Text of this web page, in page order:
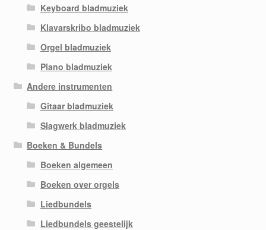
Keyboard bladmuziek
Klavarskribo bladmuziek
Orgel bladmuziek
Piano bladmuziek
Andere instrumenten
Gitaar bladmuziek
Slagwerk bladmuziek
Boeken & Bundels
Boeken algemeen
Boeken over orgels
Liedbundels
Liedbundels geestelijk